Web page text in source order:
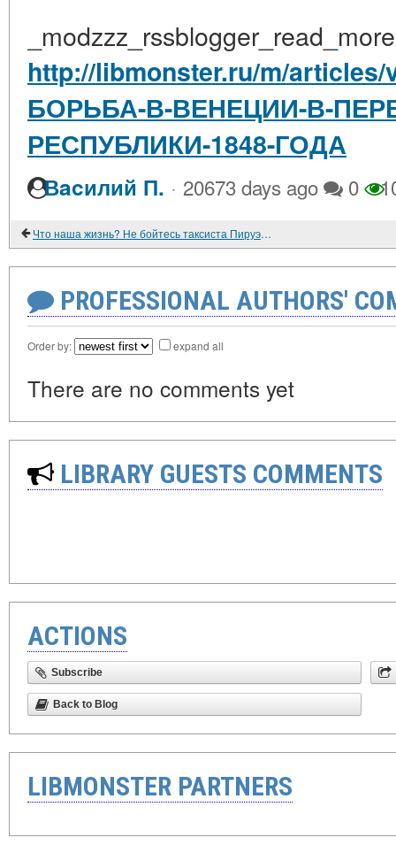
_modzzz_rssblogger_read_more
http://libmonster.ru/m/
БОРЬБА-В-ВЕНЕЦИИ-В-
РЕСПУБЛИКИ-1848-ГОДА
Вacилий П. · 20673 days ago 0
Что наша жизнь? Не бойтесь таксиста Пируэтова
PROFESSIONAL AUTHORS'
Order by: expand all
There are no comments yet
LIBRARY GUESTS COMMENTS
ACTIONS
Subscribe
Back to Blog
LIBMONSTER PARTNERS